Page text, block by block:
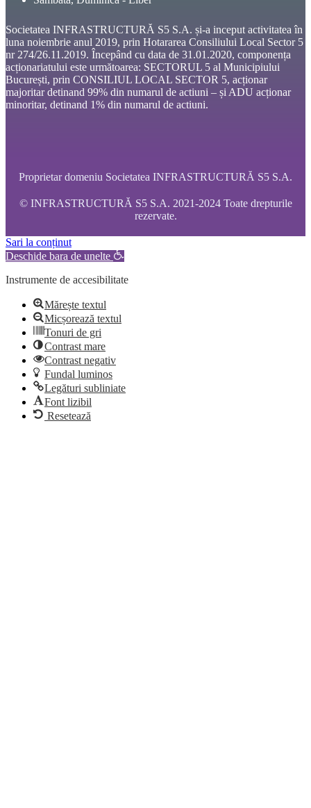
Societatea INFRASTRUCTURĂ S5 S.A. și-a inceput activitatea în
luna noiembrie anul 2019, prin Hotararea Consiliului Local Sector 5
nr 274/26.11.2019. Începând cu data de 31.01.2020, componența
acționariatului este următoarea: SECTORUL 5 al Municipiului
București, prin CONSILIUL LOCAL SECTOR 5, acționar
majoritar detinand 99% din numarul de actiuni – și ADU acționar
minoritar, detinand 1% din numarul de actiuni.
Proprietar domeniu Societatea INFRASTRUCTURĂ S5 S.A.
© INFRASTRUCTURĂ S5 S.A. 2021-2024 Toate drepturile
rezervate.
Sari la conținut
Deschide bara de unelte
Instrumente de accesibilitate
Mărește textul
Micșorează textul
Tonuri de gri
Contrast mare
Contrast negativ
Fundal luminos
Legături subliniate
Font lizibil
Resetează